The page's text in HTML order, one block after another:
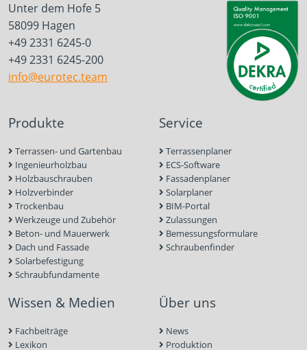
Unter dem Hofe 5
58099 Hagen
+49 2331 6245-0
+49 2331 6245-200
info@eurotec.team
Produkte
Terrassen- und Gartenbau
Ingenieurholzbau
Holzbauschrauben
Holzverbinder
Trockenbau
Werkzeuge und Zubehör
Beton- und Mauerwerk
Dach und Fassade
Solarbefestigung
Schraubfundamente
Service
Terrassenplaner
ECS-Software
Fassadenplaner
Solarplaner
BIM-Portal
Zulassungen
Bemessungsformulare
Schraubenfinder
Wissen & Medien
Fachbeiträge
Lexikon
Über uns
News
Produktion